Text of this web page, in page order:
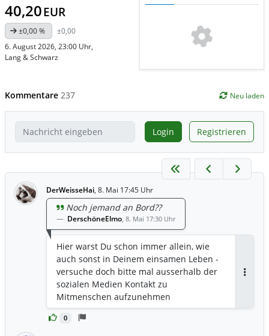
40,20EUR
±0,00 %
±0,00
6. August 2026, 23:00 Uhr,
Lang & Schwarz
Kommentare 237 Neu laden
Login Registrieren
DerWeisseHai, 8. Mai 17:45 Uhr
0
Noch jemand an Bord??
DerschöneElmo, 8. Mai 17:30 Uhr
Hier warst Du schon immer allein, wie
auch sonst in Deinem einsamen Leben -
versuche doch bitte mal ausserhalb der
sozialen Medien Kontakt zu
Mitmenschen aufzunehmen